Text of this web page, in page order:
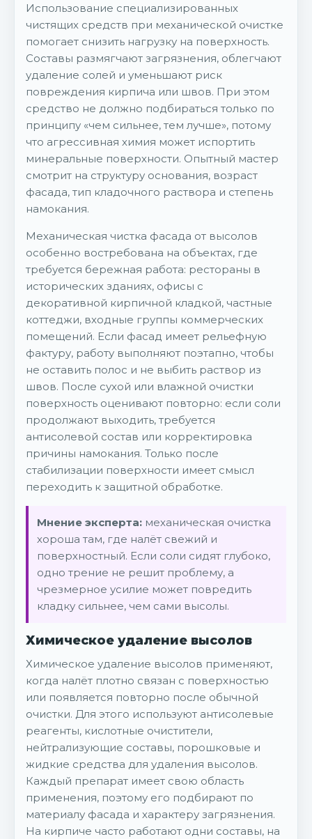
Использование специализированных
чистящих средств при механической очистке
помогает снизить нагрузку на поверхность.
Составы размягчают загрязнения, облегчают
удаление солей и уменьшают риск
повреждения кирпича или швов. При этом
средство не должно подбираться только по
принципу «чем сильнее, тем лучше», потому
что агрессивная химия может испортить
минеральные поверхности. Опытный мастер
смотрит на структуру основания, возраст
фасада, тип кладочного раствора и степень
намокания.
Механическая чистка фасада от высолов
особенно востребована на объектах, где
требуется бережная работа: рестораны в
исторических зданиях, офисы с
декоративной кирпичной кладкой, частные
коттеджи, входные группы коммерческих
помещений. Если фасад имеет рельефную
фактуру, работу выполняют поэтапно, чтобы
не оставить полос и не выбить раствор из
швов. После сухой или влажной очистки
поверхность оценивают повторно: если соли
продолжают выходить, требуется
антисолевой состав или корректировка
причины намокания. Только после
стабилизации поверхности имеет смысл
переходить к защитной обработке.
Мнение эксперта: механическая очистка
хороша там, где налёт свежий и
поверхностный. Если соли сидят глубоко,
одно трение не решит проблему, а
чрезмерное усилие может повредить
кладку сильнее, чем сами высолы.
Химическое удаление высолов
Химическое удаление высолов применяют,
когда налёт плотно связан с поверхностью
или появляется повторно после обычной
очистки. Для этого используют антисолевые
реагенты, кислотные очистители,
нейтрализующие составы, порошковые и
жидкие средства для удаления высолов.
Каждый препарат имеет свою область
применения, поэтому его подбирают по
материалу фасада и характеру загрязнения.
На кирпиче часто работают одни составы, на